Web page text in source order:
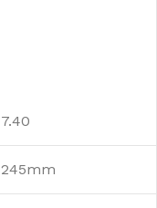
7.40
245mm